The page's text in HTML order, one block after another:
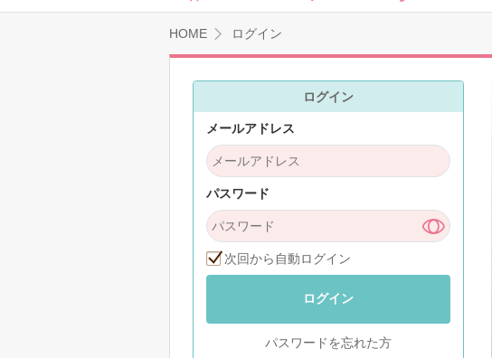
HOME ログイン
ログイン
メールアドレス
パスワード
次回から自動ログイン
ログイン
パスワードを忘れた方